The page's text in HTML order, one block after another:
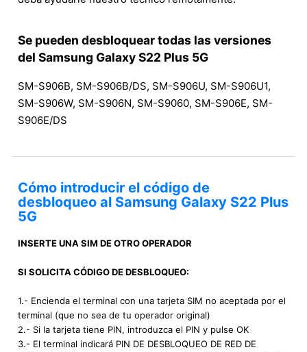
Se pueden desbloquear todas las versiones
del Samsung Galaxy S22 Plus 5G
SM-S906B, SM-S906B/DS, SM-S906U, SM-S906U1,
SM-S906W, SM-S906N, SM-S9060, SM-S906E, SM-
S906E/DS
Cómo introducir el código de
desbloqueo al Samsung Galaxy S22 Plus
5G
INSERTE UNA SIM DE OTRO OPERADOR
SI SOLICITA CÓDIGO DE DESBLOQUEO:
1.- Encienda el terminal con una tarjeta SIM no aceptada por el
terminal (que no sea de tu operador original)
2.- Si la tarjeta tiene PIN, introduzca el PIN y pulse OK
3.- El terminal indicará PIN DE DESBLOQUEO DE RED DE